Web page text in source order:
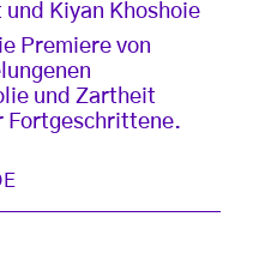
Kiyan Khoshoie
Premiere von
und Zartheit
Fortgeschrittene.